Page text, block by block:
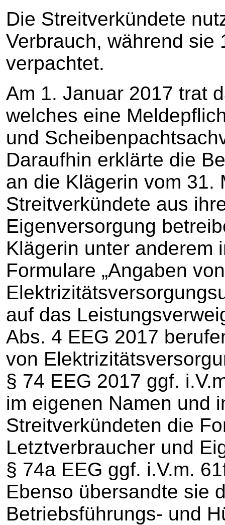
Die Streitverkündete
Verbrauch, während sie
verpachtet.
Am 1. Januar 2017 trat
welches eine
und
Daraufhin erklärte die
an die Klägerin vom 31.
Streitverkündete aus
Eigenversorgung
Klägerin unter anderem
Formulare „Angaben von
auf das
Abs. 4 EEG 2017
von
§ 74 EEG 2017 ggf.
im eigenen Namen und
Streitverkündeten die
Letztverbraucher und
§ 74a EEG ggf. i.V.m.
Ebenso übersandte sie
Betriebsführungs- und